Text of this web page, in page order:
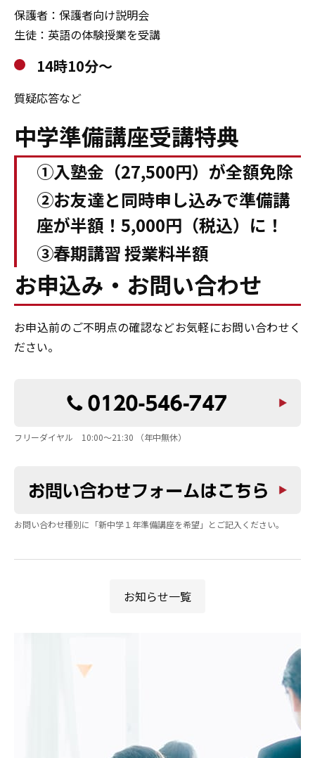
保護者：保護者向け説明会
生徒：英語の体験授業を受講
14時10分～
質疑応答など
中学準備講座受講特典
➀入塾金（27,500円）が全額免除
②お友達と同時申し込みで準備講
座が半額！5,000円（税込）に！
③春期講習 授業料半額
お申込み・お問い合わせ
お申込前のご不明点の確認などお気軽にお問い合わせく
ださい。
フリーダイヤル 10:00～21:30 （年中無休）
お問い合わせ種別に「新中学１年準備講座を希望」とご記入ください。
お知らせ一覧